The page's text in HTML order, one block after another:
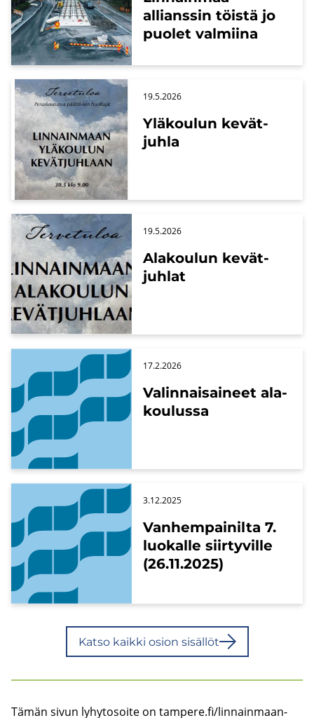
allianssin töis­tä jo
puo­let val­mii­na
Ylä­kou­lun ke­vät­
juh­la
19.5.2026
Ala­kou­lun ke­vät­
juh­lat
19.5.2026
Va­lin­nai­sai­neet ala­
kou­lus­sa
17.2.2026
Van­hem­pai­nil­ta 7.
luo­kal­le siir­ty­vil­le
(26.11.2025)
3.12.2025
Katso kaik­ki osion si­säl­löt
Tämän sivun ly­hy­to­soi­te on tam­pe­re.fi/lin­nain­maan­